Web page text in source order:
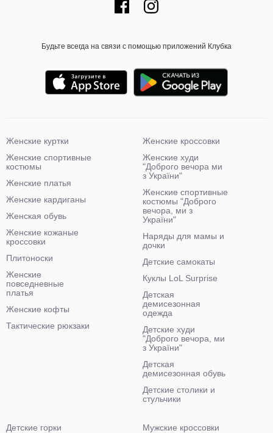
Будьте всегда на связи с помощью приложений Клубка
Женские куртки
Женские спортивные
костюмы
Женские платья
Женские кардиганы
Женская обувь
Женские кожаные
кроссовки
Плитоноски
Женские
повседневные
платья
Женские кофты
Тактические рюкзаки
Женские кроссовки
Женские худи
"Доброго вечора ми
з України"
Женские спортивные
костюмы "Доброго
вечора, ми з
України"
Наряды для мамы и
дочки
Детские самокаты
Куклы LoL Surprise
Детская
демисезонная
одежда
Детские худи
"Доброго вечора, ми
з України"
Детская
демисезонная обувь
Детские столики и
стульчики
Детские горки
Мужские кроссовки